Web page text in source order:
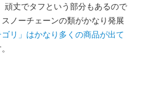
頑丈でタフという部分もあるので
ノーチェーンの類がかなり発展
ゴリ」はかなり多くの商品が出て